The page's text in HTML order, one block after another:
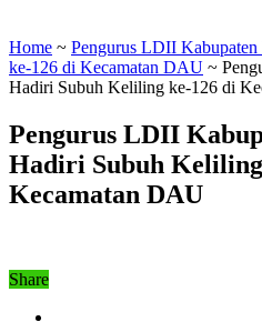
Home ~ Pengurus LDII
ke-126 di Kecamatan DAU ~
Hadiri Subuh Keliling ke-126 di
Pengurus LDII
Hadiri Subuh
Kecamatan DAU
Share